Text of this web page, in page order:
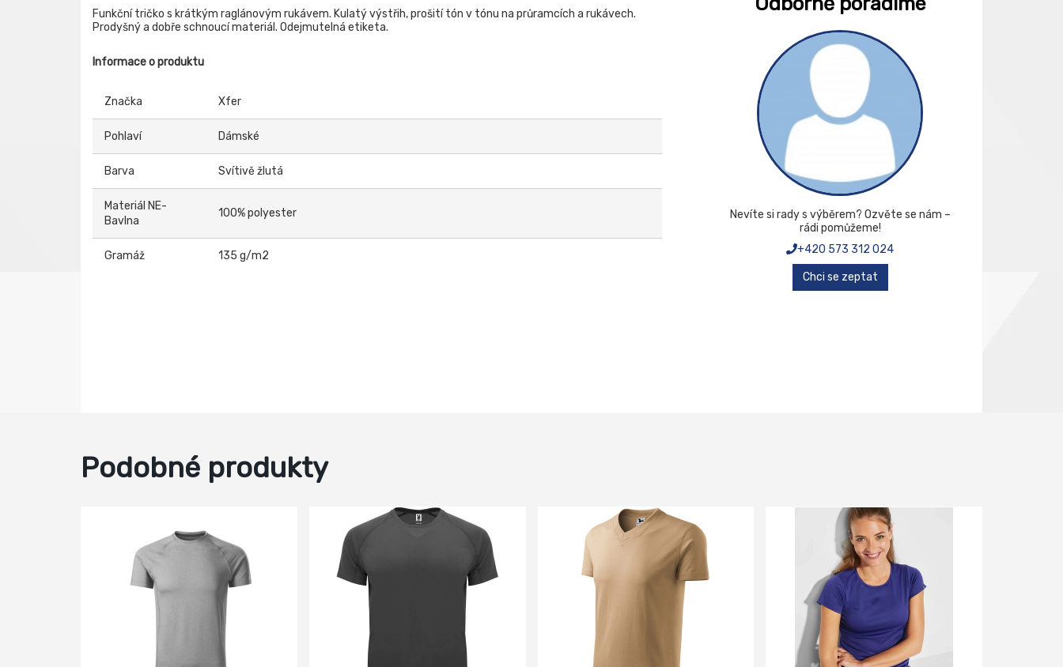
Funkční tričko s krátkým raglánovým rukávem. Kulatý výstřih, prošití tón v tónu na průramcích a rukávech.
Prodyšný a dobře schnoucí materiál. Odejmutelná etiketa.
Informace o produktu
Značka Xfer
Pohlaví Dámské
Barva Svítivě žlutá
Materiál NE-
Bavlna
100% polyester
Gramáž 135 g/m2
Nevíte si rady s výběrem? Ozvěte se nám –
rádi pomůžeme!
+420 573 312 024
Chci se zeptat
Podobné produkty